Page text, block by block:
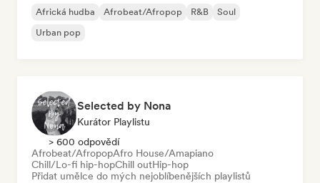
Africká hudba Afrobeat/Afropop R&B
Soul
Urban pop
Selected by Nona
Kurátor Playlistu
> 600 odpovědí
Afrobeat/AfropopAfro House/Amapiano
Chill/Lo-fi hip-hopChill outHip-hop
Přidat umělce do mých nejoblíbenějších playlistů